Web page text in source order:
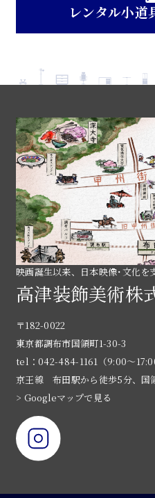
レンタル小道
映画誕生以来、日本映像･文化を
高津装飾美術株
〒182-0022
東京都調布市国領町1-30-3
tel：042-484-1161（9:00〜
京王線 布田駅から徒歩5分、国
> Googleマップで見る